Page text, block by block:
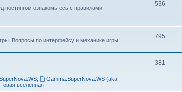
ознакомьтесь с правилами
536
Вопросы по интерфейсу и механике игры
795
,
Gamma.SuperNova.WS (aka
вселенная
381